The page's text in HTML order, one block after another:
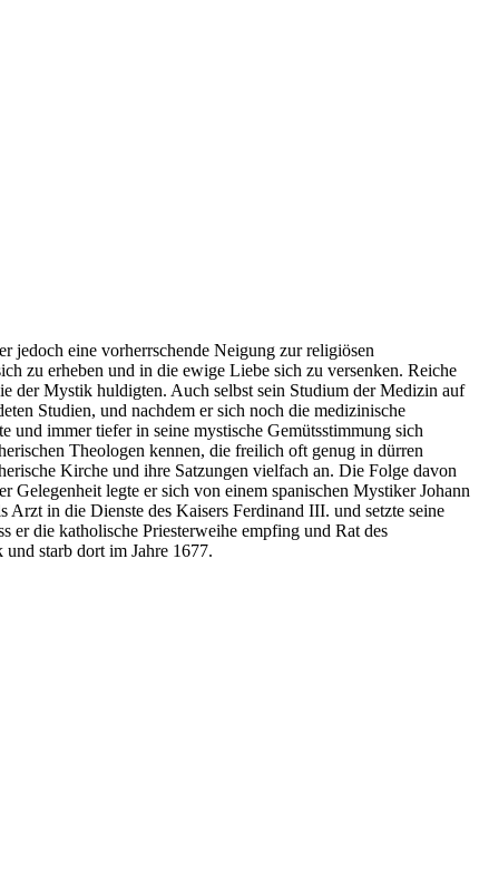
jedoch eine vorherrschende Neigung zur religiösen
zu erheben und in die ewige Liebe sich zu versenken. Reiche
der Mystik huldigten. Auch selbst sein Studium der Medizin auf
Studien, und nachdem er sich noch die medizinische
und immer tiefer in seine mystische Gemütsstimmung sich
Theologen kennen, die freilich oft genug in dürren
Kirche und ihre Satzungen vielfach an. Die Folge davon
legte er sich von einem spanischen Mystiker Johann
Arzt in die Dienste des Kaisers Ferdinand III. und setzte seine
die katholische Priesterweihe empfing und Rat des
starb dort im Jahre 1677.